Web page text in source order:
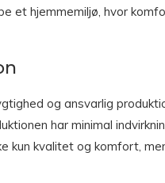
et hjemmemiljø, hvor
og ansvarlig
har minimal
kun kvalitet og komfort,